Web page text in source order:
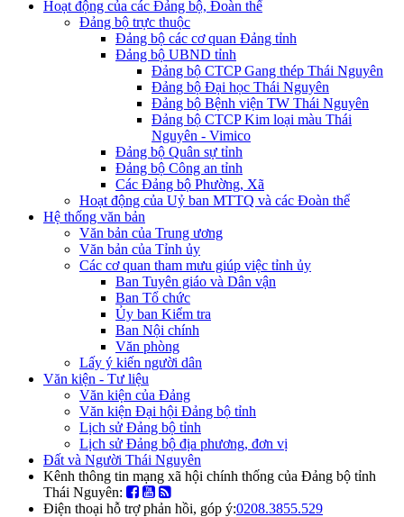
Hoạt động của các Đảng bộ, Đoàn thể
Đảng bộ trực thuộc
Đảng bộ các cơ quan Đảng tỉnh
Đảng bộ UBND tỉnh
Đảng bộ CTCP Gang thép Thái Nguyên
Đảng bộ Đại học Thái Nguyên
Đảng bộ Bệnh viện TW Thái Nguyên
Đảng bộ CTCP Kim loại màu Thái
Nguyên - Vimico
Đảng bộ Quân sự tỉnh
Đảng bộ Công an tỉnh
Các Đảng bộ Phường, Xã
Hoạt động của Uỷ ban MTTQ và các Đoàn thể
Hệ thống văn bản
Văn bản của Trung ương
Văn bản của Tỉnh ủy
Các cơ quan tham mưu giúp việc tỉnh ủy
Ban Tuyên giáo và Dân vận
Ban Tổ chức
Ủy ban Kiểm tra
Ban Nội chính
Văn phòng
Lấy ý kiến người dân
Văn kiện - Tư liệu
Văn kiện của Đảng
Văn kiện Đại hội Đảng bộ tỉnh
Lịch sử Đảng bộ tỉnh
Lịch sử Đảng bộ địa phương, đơn vị
Đất và Người Thái Nguyên
Kênh thông tin mạng xã hội chính thống của Đảng bộ tỉnh
Thái Nguyên:
Điện thoại hỗ trợ phản hồi, góp ý:0208.3855.529